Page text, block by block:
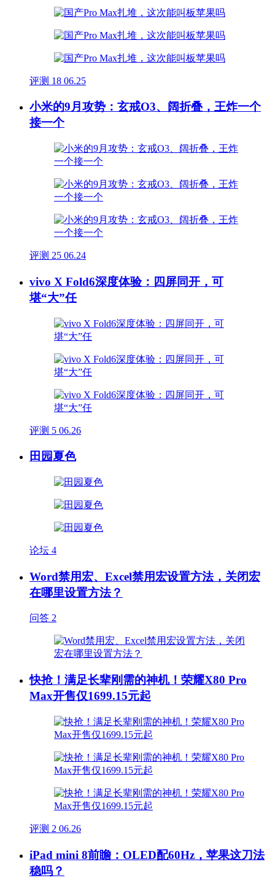
评测 18 06.25
小米的9月攻势：玄戒O3、阔折叠，王炸一个
接一个
评测 25 06.24
vivo X Fold6深度体验：四屏同开，可
堪“大”任
评测 5 06.26
田园夏色
论坛 4
Word禁用宏、Excel禁用宏设置方法，关闭宏
在哪里设置方法？
问答 2
快抢！满足长辈刚需的神机！荣耀X80 Pro
Max开售仅1699.15元起
评测 2 06.26
iPad mini 8前瞻：OLED配60Hz，苹果这刀法
稳吗？